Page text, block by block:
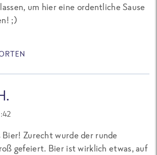
um hier eine ordentliche Sause
;)
Bier! Zurecht wurde der runde
gefeiert. Bier ist wirklich etwas, auf